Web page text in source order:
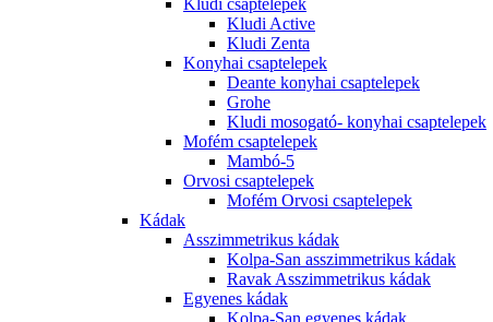
Kludi csaptelepek
Kludi Active
Kludi Zenta
Konyhai csaptelepek
Deante konyhai csaptelepek
Grohe
Kludi mosogató- konyhai csaptelepek
Mofém csaptelepek
Mambó-5
Orvosi csaptelepek
Mofém Orvosi csaptelepek
Kádak
Asszimmetrikus kádak
Kolpa-San asszimmetrikus kádak
Ravak Asszimmetrikus kádak
Egyenes kádak
Kolpa-San egyenes kádak